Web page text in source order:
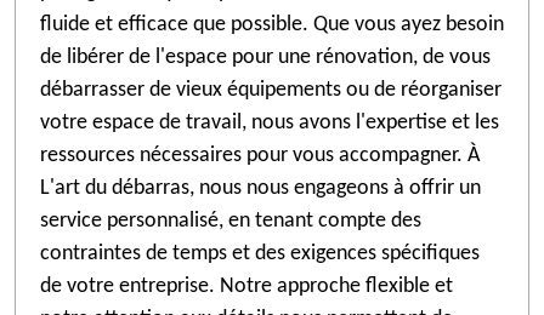
fluide et efficace que possible. Que vous ayez besoin
de libérer de l'espace pour une rénovation, de vous
débarrasser de vieux équipements ou de réorganiser
votre espace de travail, nous avons l'expertise et les
ressources nécessaires pour vous accompagner. À
L'art du débarras, nous nous engageons à offrir un
service personnalisé, en tenant compte des
contraintes de temps et des exigences spécifiques
de votre entreprise. Notre approche flexible et